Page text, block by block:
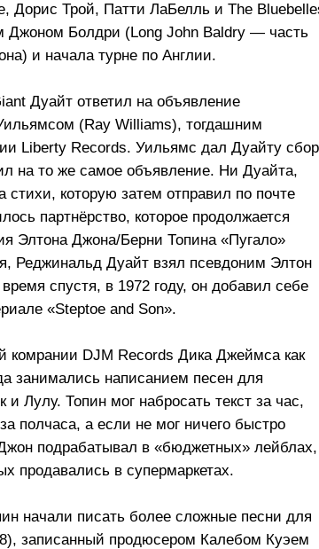
Дорис Трой, Патти ЛаБелль и The
Джоном Болдри (Long John Baldry — часть
и начала турне по Англии.
Дуайт ответил на объявление
(Ray Williams), тогдашним
Liberty Records. Уильямс дал Дуайту
на то же самое объявление. Ни Дуайта,
которую затем отправил по почте
партнёрство, которое продолжается
Элтона Джона/Берни Топина «Пугало»
Реджинальд Дуайт взял псевдоним Элтон
спустя, в 1972 году, он добавил себе
«Steptoe and Son».
комрании DJM Records Дика Джеймса как
занимались написанием песен для
Лулу. Топин мог набросать текст за час,
полчаса, а если не мог ничего быстро
подрабатывал в «бюджетных» лейблах,
продавались в супермаркетах.
начали писать более сложные песни для
записанный продюсером Калебом Куэем